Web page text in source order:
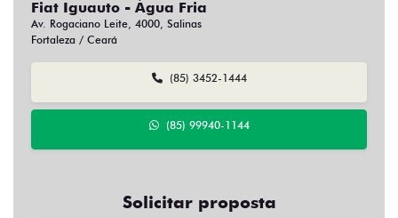
Fiat Iguauto - Água Fria
Av. Rogaciano Leite, 4000, Salinas
Fortaleza / Ceará
(85) 3452-1444
(85) 99940-1144
Solicitar proposta